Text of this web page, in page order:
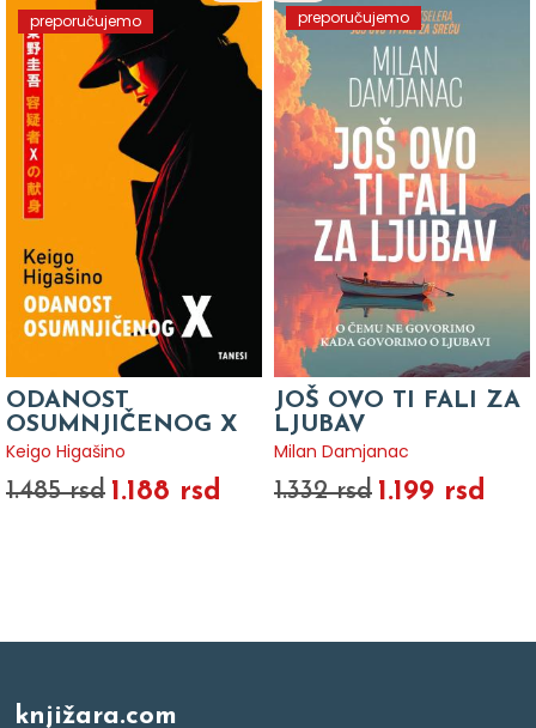
preporučujemo
ODANOST
OSUMNJIČENOG X
Keigo Higašino
1.485 rsd 1.188 rsd
preporučujemo
JOŠ OVO TI FALI ZA
LJUBAV
Milan Damjanac
1.332 rsd 1.199 rsd
knjižara.com